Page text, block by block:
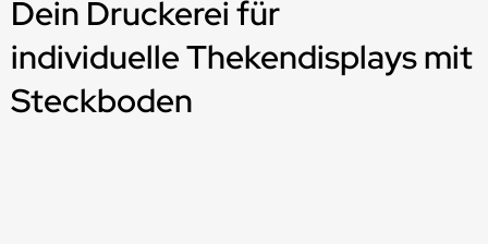
Dein Druckerei für
individuelle Thekendisplays mit
Steckboden